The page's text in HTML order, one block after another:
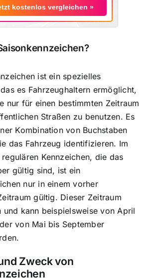
kostenlos vergleichen »
ist ein spezielles
es Fahrzeughaltern ermöglicht,
nur für einen bestimmten Zeitraum
Straßen zu benutzen. Es
Kombination von Buchstaben
das Fahrzeug identifizieren. Im
Kennzeichen, die das
gültig sind, ist ein
nur in einem vorher
gültig. Dieser Zeitraum
und kann beispielsweise von April
von Mai bis September
Zweck von